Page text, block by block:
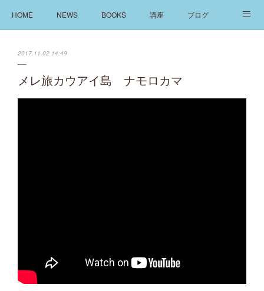
HOME NEWS BOOKS 講座 ブログ
2017.11.02 14:49
メレ旅カウアイ島 ナモロカマ